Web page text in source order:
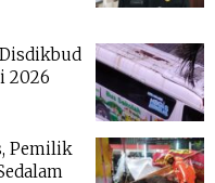
2026
Pemilik